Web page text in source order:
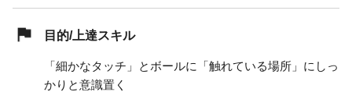
目的/上達スキル
「細かなタッチ」とボールに「触れている場所」にしっ
かりと意識置く